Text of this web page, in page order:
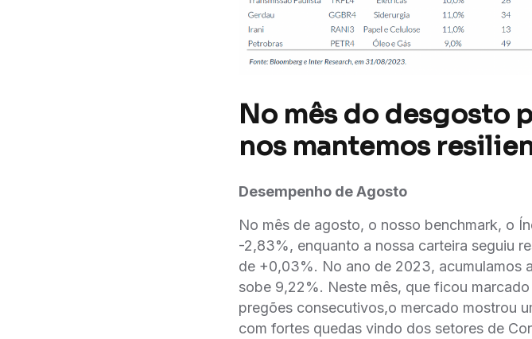
No mês do desgosto
nos mantemos
Desempenho de Agosto
No mês de agosto, o nosso benchmark, o
-2,83%, enquanto a nossa carteira seguiu
de +0,03%. No ano de 2023, acumulamos
sobe 9,22%. Neste mês, que ficou
pregões consecutivos,o mercado mostrou
com fortes quedas vindo dos setores de